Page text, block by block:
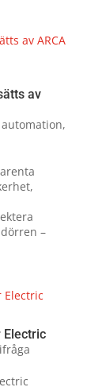
av
,
–
Electric